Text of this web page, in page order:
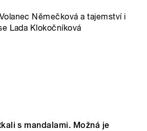
Němečková a tajemství i
Lada Klokočníková
s mandalami. Možná je